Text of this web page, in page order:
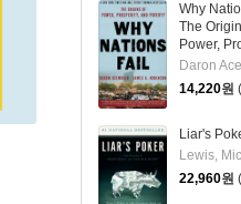
Why
The
Power,
and
14,220원
Liar's
Lewis,
22,960원